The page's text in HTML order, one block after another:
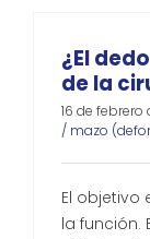
¿El
de la
16 de febrero
/ mazo
El objetivo
la función.